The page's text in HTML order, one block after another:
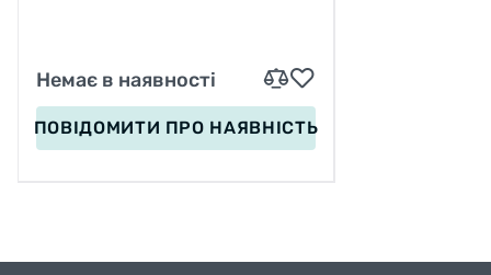
Немає в наявності
ПОВІДОМИТИ ПРО НАЯВНІСТЬ